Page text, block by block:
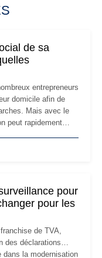
de sa
entrepreneurs
domicile afin de
Mais avec le
peut rapidement
Le
pour
pour les
de TVA,
des déclarations…
dans la modernisation